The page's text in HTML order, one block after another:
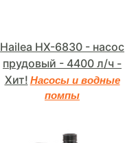
Hailea HX-6830 - насос
прудовый - 4400 л/ч -
Хит! Насосы и водные
помпы